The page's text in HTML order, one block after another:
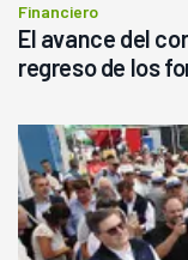
Financiero
El avance del
regreso de los